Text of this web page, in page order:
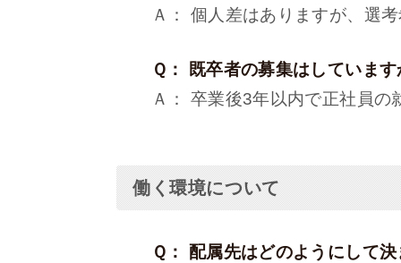
Ａ： 個人差はありますが、選考
Ｑ： 既卒者の募集はしています
Ａ： 卒業後3年以内で正社員の
働く環境について
Ｑ： 配属先はどのようにして決